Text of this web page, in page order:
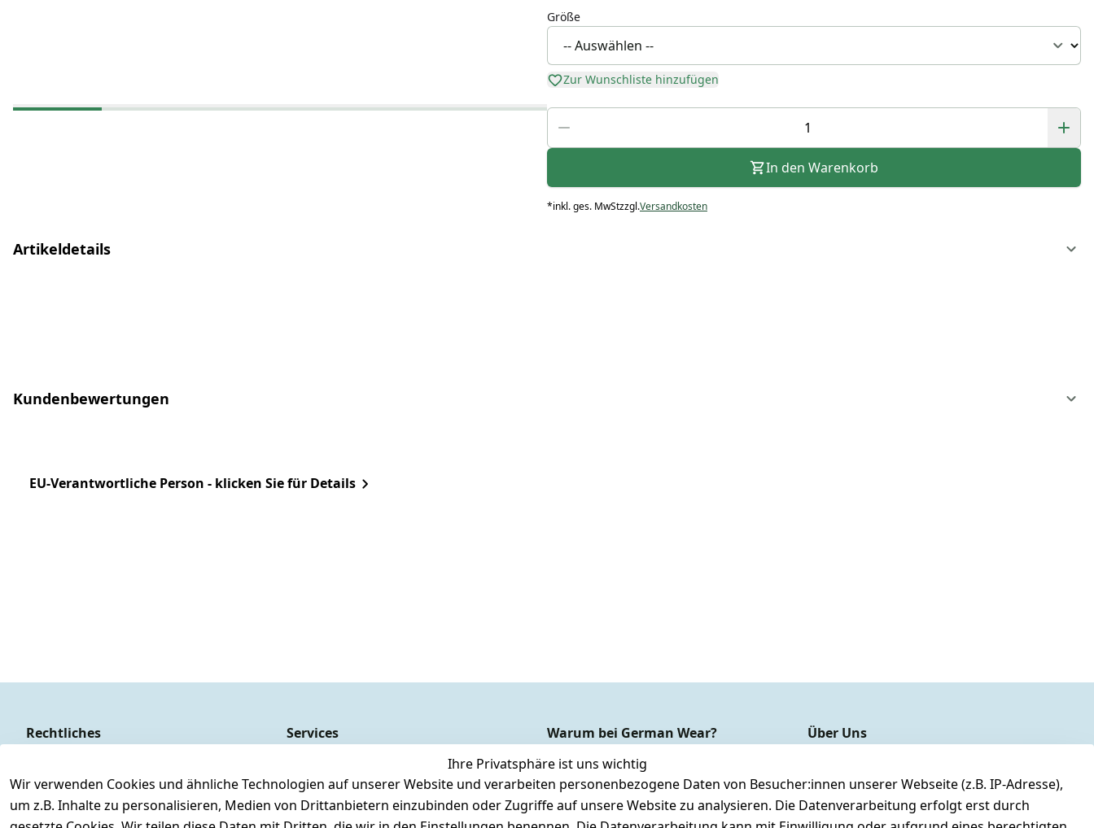
Größe
Zur Wunschliste hinzufügen
In den Warenkorb
*inkl. ges. MwStzzgl.Versandkosten
Artikeldetails
Kundenbewertungen
EU-Verantwortliche Person - klicken Sie für Details
Ihre Privatsphäre ist uns wichtig
Wir verwenden Cookies und ähnliche Technologien auf unserer Website und verarbeiten personenbezogene Daten von Besucher:innen unserer Webseite (z.B. IP-Adresse),
um z.B. Inhalte zu personalisieren, Medien von Drittanbietern einzubinden oder Zugriffe auf unsere Website zu analysieren. Die Datenverarbeitung erfolgt erst durch
Rechtliches
Impressum
Datenschutzerklärung
Services
Registrieren
Versand & Versandkosten
Warum bei German Wear?
Dauer Tiefpreisgarantie*
Express-24h-Versand
24/7 aktueller Warenbestand
Über Uns
unsere Facebook-Seite
unsere Damen & Herren Größentabelle